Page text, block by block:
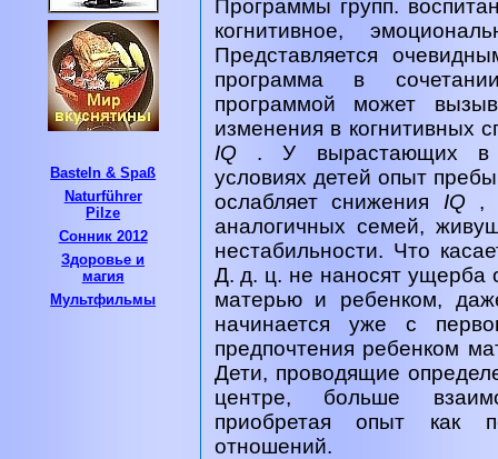
Basteln & Spaß
Naturführer
Pilze
Сонник 2012
Здоровье и
магия
Мультфильмы
Программы групп.
когнитивное,
Представляется
программа в
программой может
изменения в когнитивных
IQ . У вырастающих в
условиях детей опыт
ослабляет снижения IQ ,
аналогичных семей,
нестабильности. Что
Д. д. ц. не наносят ущерба
матерью и ребенком,
начинается уже с
предпочтения ребенком
Дети, проводящие
центре, больше
приобретая опыт как
отношений.